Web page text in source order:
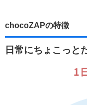
chocoZAPの特徴
日常にちょこっと